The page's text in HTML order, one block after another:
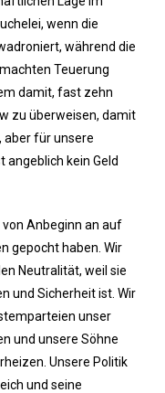
wenn die
während die
Teuerung
damit, fast zehn
zu überweisen, damit
aber für unsere
angeblich kein Geld
von Anbeginn an auf
gepocht haben. Wir
Neutralität, weil sie
und Sicherheit ist. Wir
unser
und unsere Söhne
Unsere Politik
und seine